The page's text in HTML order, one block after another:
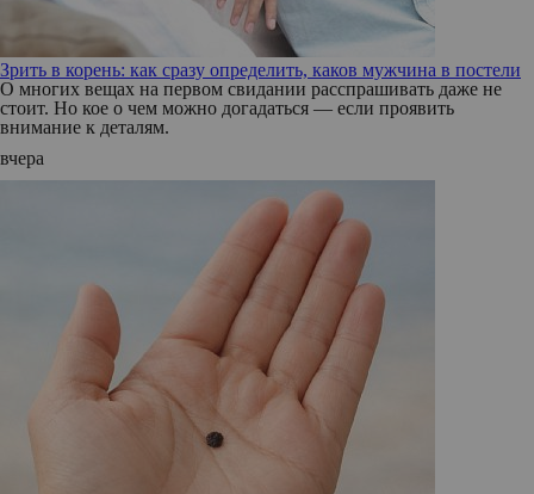
Зрить в корень: как сразу определить, каков мужчина в постели
О многих вещах на первом свидании расспрашивать даже не
стоит. Но кое о чем можно догадаться — если проявить
внимание к деталям.
вчера